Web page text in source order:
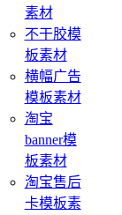
素材
不干胶模
板素材
横幅广告
模板素材
淘宝
banner模
板素材
淘宝售后
卡模板素